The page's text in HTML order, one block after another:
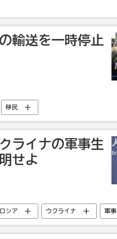
輸送を一時停止
移民
ライナの軍事生
せよ
ロシア ウクライナ
軍事